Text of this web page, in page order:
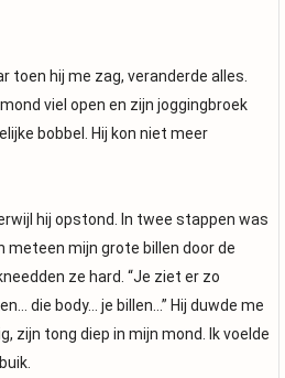
toen hij me zag, veranderde alles.
viel open en zijn joggingbroek
bobbel. Hij kon niet meer
hij opstond. In twee stappen was
meteen mijn grote billen door de
ze hard. “Je ziet er zo
die body… je billen…” Hij duwde me
zijn tong diep in mijn mond. Ik voelde